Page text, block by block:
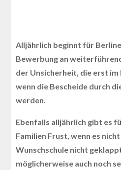
Alljährlich beginnt für
Bewerbung an
der Unsicherheit, die erst
wenn die Bescheide durch
werden.
Ebenfalls alljährlich gibt es
Familien Frust, wenn es
Wunschschule nicht
möglicherweise auch noch